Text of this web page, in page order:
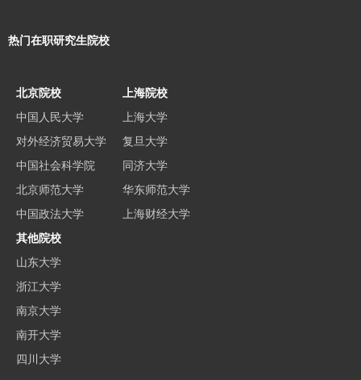
热门在职研究生院校
北京院校
中国人民大学
对外经济贸易大学
中国社会科学院
北京师范大学
中国政法大学
上海院校
上海大学
复旦大学
同济大学
华东师范大学
上海财经大学
其他院校
山东大学
浙江大学
南京大学
南开大学
四川大学